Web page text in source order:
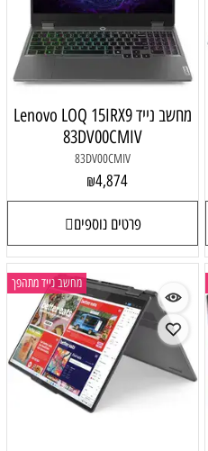
מחשב נייד Lenovo LOQ 15IRX9
83DV00CMIV
83DV00CMIV
₪4,874
פרטים נוספים
מחשב נייד מתהפך